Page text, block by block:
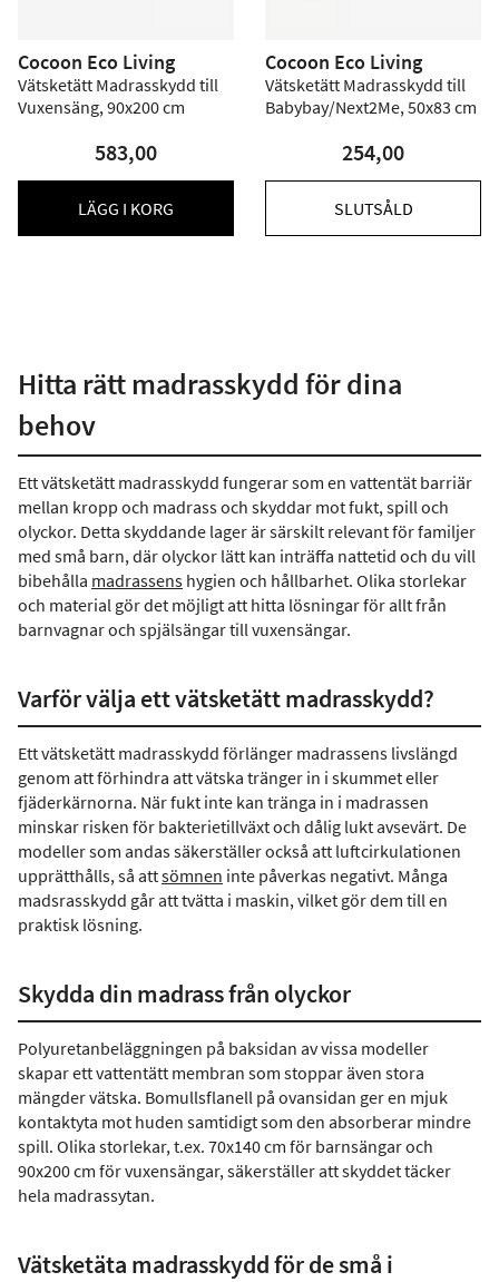
Cocoon Eco Living
Vätsketätt Madrasskydd till
Vuxensäng, 90x200 cm
583,00
LÄGG I KORG
Cocoon Eco Living
Vätsketätt Madrasskydd till
Babybay/Next2Me, 50x83 cm
254,00
SLUTSÅLD
Hitta rätt madrasskydd för dina
behov
Ett vätsketätt madrasskydd fungerar som en vattentät barriär
mellan kropp och madrass och skyddar mot fukt, spill och
olyckor. Detta skyddande lager är särskilt relevant för familjer
med små barn, där olyckor lätt kan inträffa nattetid och du vill
bibehålla madrassens hygien och hållbarhet. Olika storlekar
och material gör det möjligt att hitta lösningar för allt från
barnvagnar och spjälsängar till vuxensängar.
Varför välja ett vätsketätt madrasskydd?
Ett vätsketätt madrasskydd förlänger madrassens livslängd
genom att förhindra att vätska tränger in i skummet eller
fjäderkärnorna. När fukt inte kan tränga in i madrassen
minskar risken för bakterietillväxt och dålig lukt avsevärt. De
modeller som andas säkerställer också att luftcirkulationen
upprätthålls, så attsömnen inte påverkas negativt. Många
madsrasskydd går att tvätta i maskin, vilket gör dem till en
praktisk lösning.
Skydda din madrass från olyckor
Polyuretanbeläggningen på baksidan av vissa modeller
skapar ett vattentätt membran som stoppar även stora
mängder vätska. Bomullsflanell på ovansidan ger en mjuk
kontaktyta mot huden samtidigt som den absorberar mindre
spill. Olika storlekar, t.ex. 70x140 cm för barnsängar och
90x200 cm för vuxensängar, säkerställer att skyddet täcker
hela madrassytan.
Vätsketäta madrasskydd för de små i